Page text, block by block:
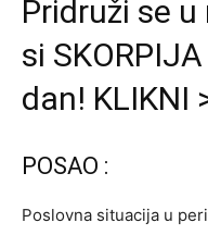
Pridruži se u
si
dan! KLIKNI
POSAO :
Poslovna situacija u